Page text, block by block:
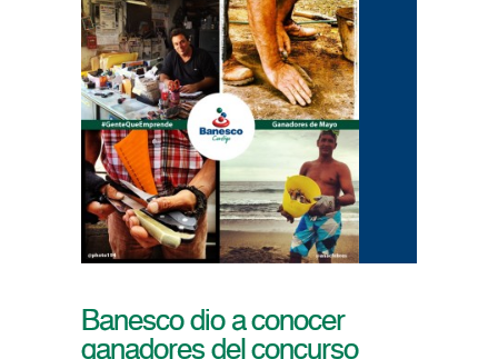
Banesco dio a conocer
ganadores del concurso